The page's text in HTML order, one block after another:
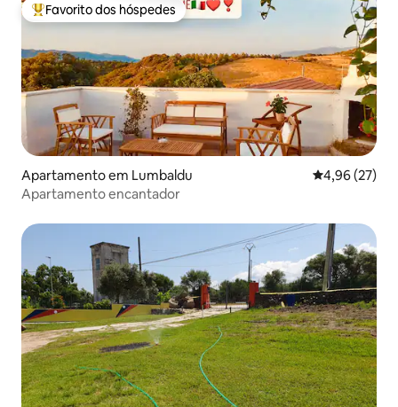
Favoritos dos hóspedes mais apreciados
Favorito dos hóspedes
Apartamento em Lumbaldu Classificação
4,96 (27)
Apartamento encantador